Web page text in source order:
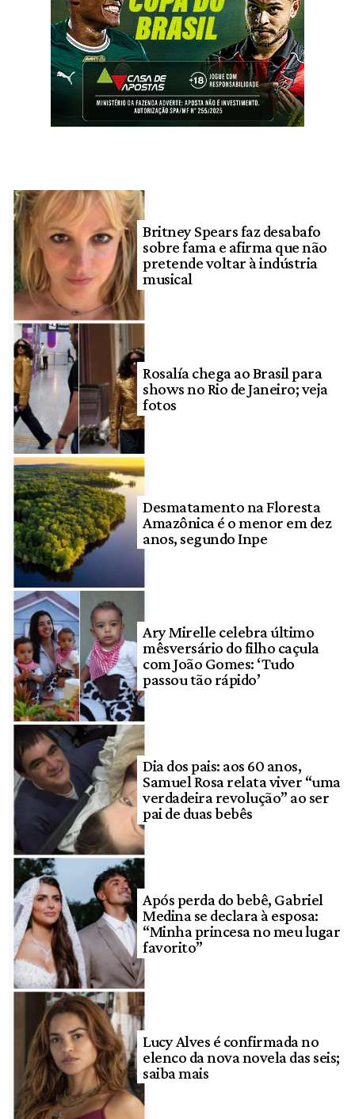
Britney Spears faz desabafo
sobre fama e afirma que não
pretende voltar à indústria
musical
Rosalía chega ao Brasil para
shows no Rio de Janeiro; veja
fotos
Desmatamento na Floresta
Amazônica é o menor em dez
anos, segundo Inpe
Ary Mirelle celebra último
mêsversário do filho caçula
com João Gomes: ‘Tudo
passou tão rápido’
Dia dos pais: aos 60 anos,
Samuel Rosa relata viver “uma
verdadeira revolução” ao ser
pai de duas bebês
Após perda do bebê, Gabriel
Medina se declara à esposa:
“Minha princesa no meu lugar
favorito”
Lucy Alves é confirmada no
elenco da nova novela das seis;
saiba mais